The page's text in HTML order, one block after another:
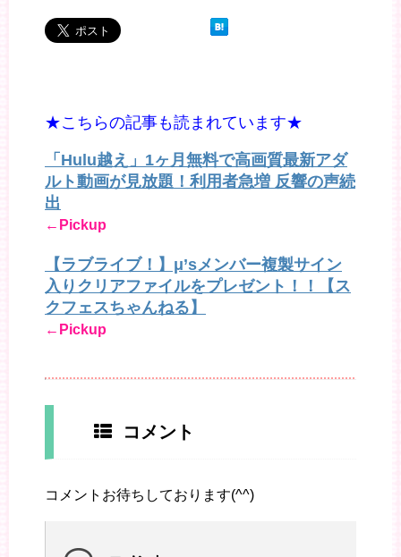
★こちらの記事も読まれています★
「Hulu越え」1ヶ月無料で高画質最新アダ
ルト動画が見放題！利用者急増 反響の声続
出
←Pickup
【ラブライブ！】μ’sメンバー複製サイン
入りクリアファイルをプレゼント！！【ス
クフェスちゃんねる】
←Pickup
コメント
コメントお待ちしております(^^)